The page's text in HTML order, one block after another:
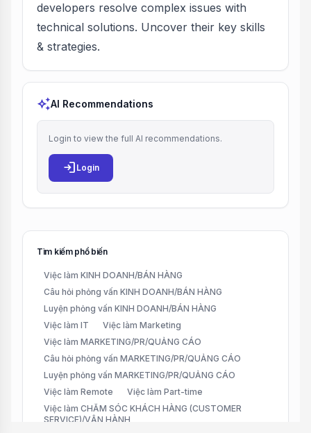
developers resolve complex issues with
technical solutions. Uncover their key skills
& strategies.
auto_awesomeAI Recommendations
Login to view the full AI recommendations.
login Login
Tìm kiếm phổ biến
Việc làm KINH DOANH/BÁN HÀNG
Câu hỏi phỏng vấn KINH DOANH/BÁN HÀNG
Luyện phỏng vấn KINH DOANH/BÁN HÀNG
Việc làm IT
Việc làm Marketing
Việc làm MARKETING/PR/QUẢNG CÁO
Câu hỏi phỏng vấn MARKETING/PR/QUẢNG CÁO
Luyện phỏng vấn MARKETING/PR/QUẢNG CÁO
Việc làm Remote
Việc làm Part-time
Việc làm CHĂM SÓC KHÁCH HÀNG (CUSTOMER
SERVICE)/VẬN HÀNH